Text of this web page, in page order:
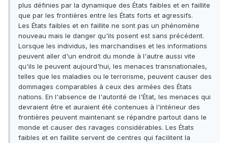
plus définies par la dynamique des États faibles et en faillite
que par les frontières entre les États forts et agressifs.
Les États faibles et en faillite ne sont pas un phénomène
nouveau mais le danger qu'ils posent est sans précédent.
Lorsque les individus, les marchandises et les informations
peuvent aller d'un endroit du monde à l'autre aussi vite
qu'ils le peuvent aujourd'hui, les menaces transnationales,
telles que les maladies ou le terrorisme, peuvent causer des
dommages comparables à ceux des armées des États
nations. En l'absence de l'autorité de l'État, les menaces qui
devraient être et auraient été contenues à l'intérieur des
frontières peuvent maintenant se répandre partout dans le
monde et causer des ravages considérables. Les États
faibles et en faillite servent de centres qui facilitent la